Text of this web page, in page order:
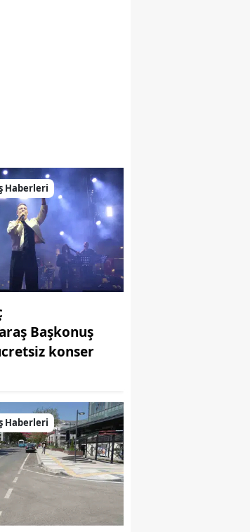
Haberleri
Başkonuş
konser
Haberleri